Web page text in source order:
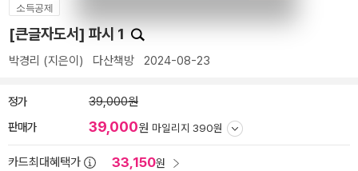
소득공제
[큰글자도서] 파시 1
박경리 (지은이) 다산책방 2024-08-23
정가 39,000원
판매가 39,000원 마일리지 390원
카드최대혜택가 33,150원